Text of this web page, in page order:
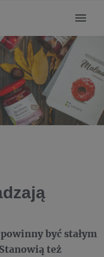
być stałym
też